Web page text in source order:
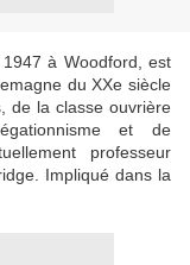
à Woodford, est
du XXe siècle
de la classe ouvrière
et de
professeur
Impliqué dans la